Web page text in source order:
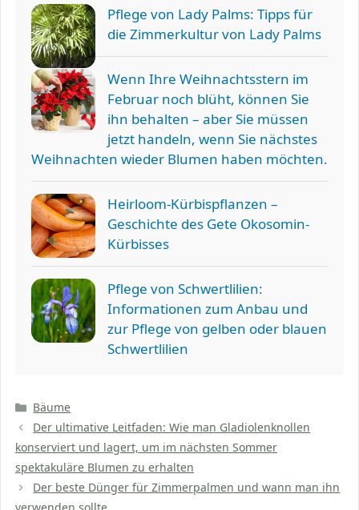
Pflege von Lady Palms: Tipps für
die Zimmerkultur von Lady Palms
Wenn Ihre Weihnachtsstern im
Februar noch blüht, können Sie
ihn behalten – aber Sie müssen
jetzt handeln, wenn Sie nächstes
Weihnachten wieder Blumen haben möchten.
Heirloom-Kürbispflanzen –
Geschichte des Gete Okosomin-
Kürbisses
Pflege von Schwertlilien:
Informationen zum Anbau und
zur Pflege von gelben oder blauen
Schwertlilien
Kategorien
Bäume
Der ultimative Leitfaden: Wie man Gladiolenknollen
konserviert und lagert, um im nächsten Sommer
spektakuläre Blumen zu erhalten
Der beste Dünger für Zimmerpalmen und wann man ihn